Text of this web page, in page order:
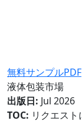
無料サンプルPDF
液体包装市場
出版日: Jul 2026
TOC: リクエス